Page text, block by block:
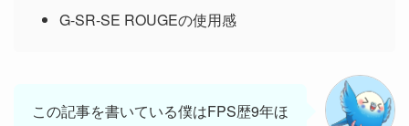
G-SR-SE ROUGEの使用感
この記事を書いている僕はFPS歴9年ほ